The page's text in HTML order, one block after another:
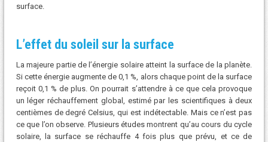
surface.
L’effet du soleil sur la surface
La majeure partie de l’énergie solaire atteint la surface de la planète.
Si cette énergie augmente de 0,1 %, alors chaque point de la surface
reçoit 0,1 % de plus. On pourrait s’attendre à ce que cela provoque
un léger réchauffement global, estimé par les scientifiques à deux
centièmes de degré Celsius, qui est indétectable. Mais ce n’est pas
ce que l’on observe. Plusieurs études montrent qu’au cours du cycle
solaire, la surface se réchauffe 4 fois plus que prévu, et ce de